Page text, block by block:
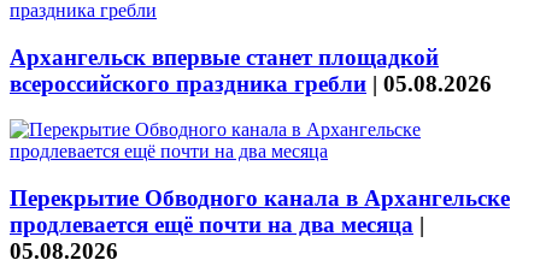
Архангельск впервые станет площадкой
всероссийского праздника гребли | 05.08.2026
Перекрытие Обводного канала в Архангельске
продлевается ещё почти на два месяца |
05.08.2026